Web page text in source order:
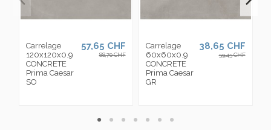
Carrelage
120x120x0.9
CONCRETE
Prima Caesar
SO
57,65 CHF
88,70 CHF
Carrelage
60x60x0.9
CONCRETE
Prima Caesar
GR
38,65 CHF
59,45 CHF